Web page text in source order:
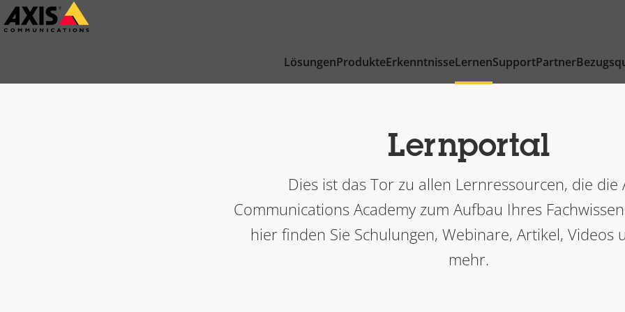
Zum
Hauptinhalt
LösungenProdukteErkenntnisseLernenSupportPartner
Lernportal
Dies ist das Tor zu allen Lernressourcen, die die
Communications Academy zum Aufbau Ihres
hier finden Sie Schulungen, Webinare, Artikel, Videos
mehr.